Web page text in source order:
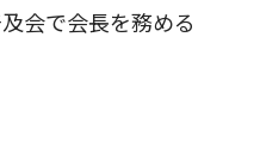
会で会長を務める